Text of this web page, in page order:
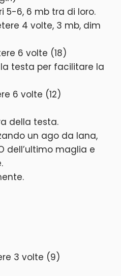
5-6, 6 mb tra di loro.
4 volte, 3 mb, dim
6 volte (18)
testa per facilitare la
6 volte (12)
della testa.
un ago da lana,
dell’ultimo maglia e
3 volte (9)